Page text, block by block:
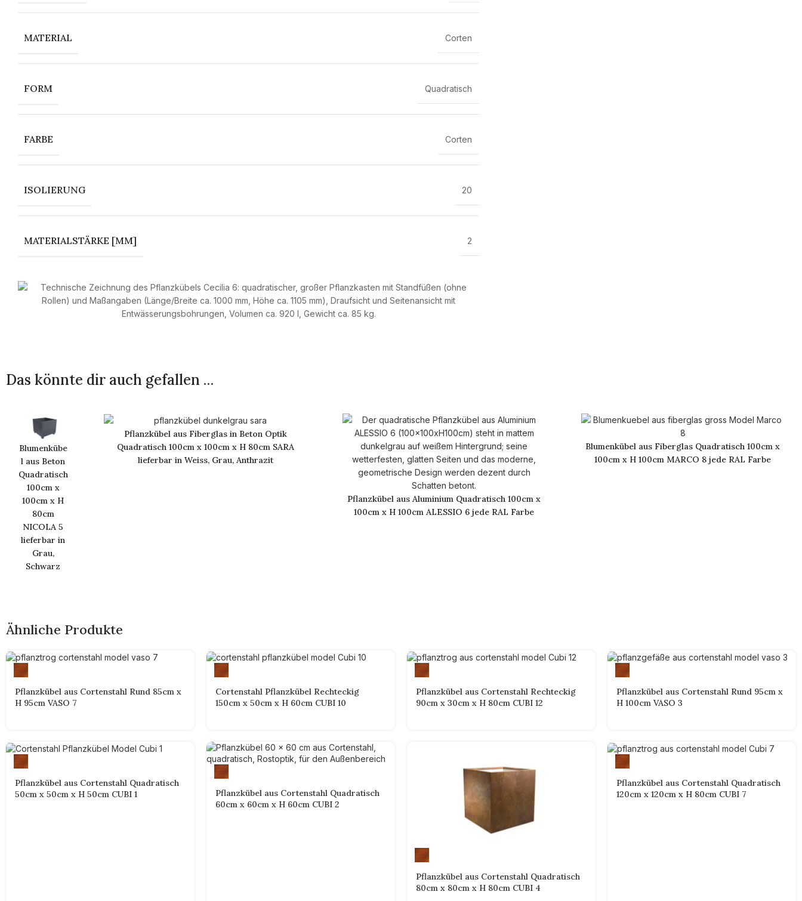
MATERIAL Corten
FORM Quadratisch
FARBE Corten
ISOLIERUNG 20
MATERIALSTÄRKE [MM] 2
Das könnte dir auch gefallen …
Blumenkübe
l aus Beton
Quadratisch
100cm x
100cm x H
80cm
NICOLA 5
lieferbar in
Grau,
Schwarz
Pflanzkübel aus Fiberglas in Beton Optik
Quadratisch 100cm x 100cm x H 80cm SARA
lieferbar in Weiss, Grau, Anthrazit
Pflanzkübel aus Aluminium Quadratisch 100cm x
100cm x H 100cm ALESSIO 6 jede RAL Farbe
Blumenkübel aus Fiberglas Quadratisch 100cm x
100cm x H 100cm MARCO 8 jede RAL Farbe
Ähnliche Produkte
Pflanzkübel aus Cortenstahl Rund 85cm x
H 95cm VASO 7
Cortenstahl Pflanzkübel Rechteckig
150cm x 50cm x H 60cm CUBI 10
Pflanzkübel aus Cortenstahl Rechteckig
90cm x 30cm x H 80cm CUBI 12
Pflanzkübel aus Cortenstahl Rund 95cm x
H 100cm VASO 3
Pflanzkübel aus Cortenstahl Quadratisch
50cm x 50cm x H 50cm CUBI 1
Pflanzkübel aus Cortenstahl Quadratisch
60cm x 60cm x H 60cm CUBI 2
Pflanzkübel aus Cortenstahl Quadratisch
80cm x 80cm x H 80cm CUBI 4
Pflanzkübel aus Cortenstahl Quadratisch
120cm x 120cm x H 80cm CUBI 7